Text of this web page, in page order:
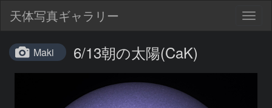
天体写真ギャラリー
Maki 6/13朝の太陽(CaK)